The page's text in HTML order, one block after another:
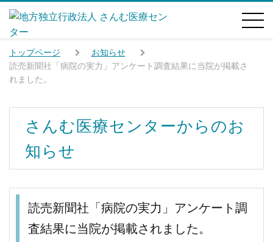
トップページ
お知らせ
読売新聞社「病院の実力」アンケート調査結果に当院が掲載さ
れました。
さんむ医療センターからのお
知らせ
読売新聞社「病院の実力」アンケート調
査結果に当院が掲載されました。